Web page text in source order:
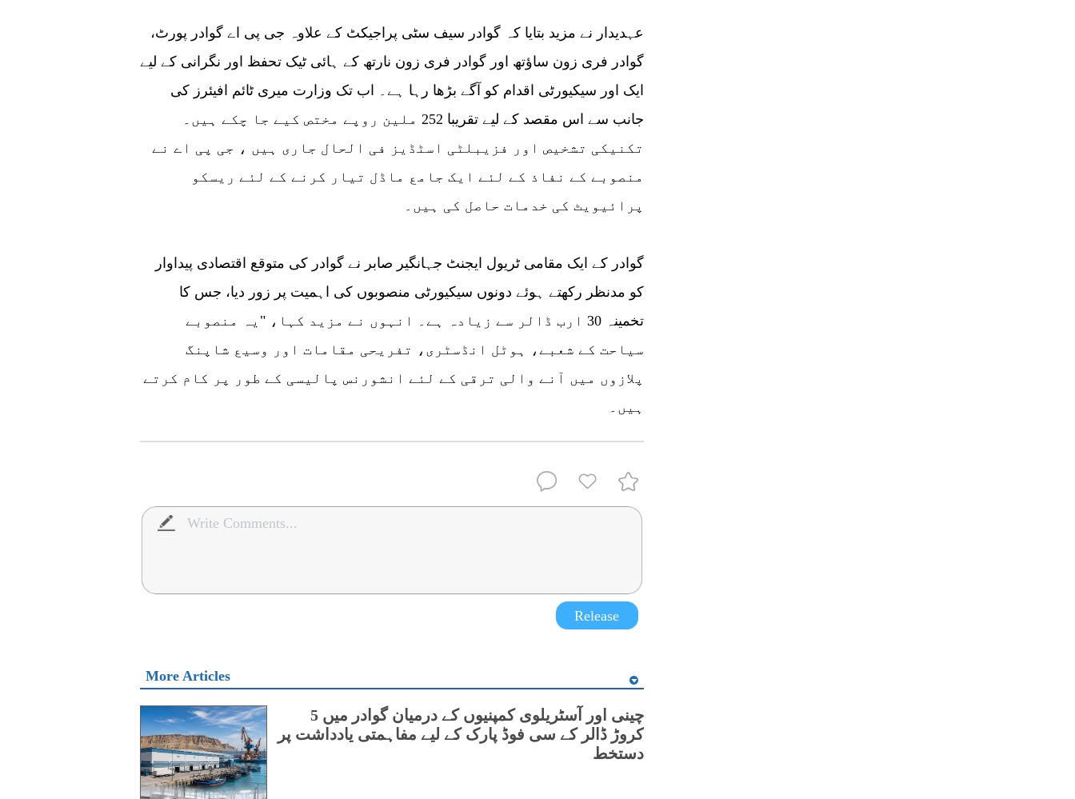
گوادر فری زون ساؤتھ اور گوادر فری زون نارتھ کے ہائی ٹیک تحفظ اور نگرانی کے لیے
ایک اور سیکیورٹی اقدام کو آگے بڑھا رہا ہے۔ اب تک وزارت میری ٹائم افیئرز کی
جانب سے اس مقصد کے لیے تقریبا 252 ملین روپے مختص کیے جا چکے ہیں۔
تکنیکی تشخیص اور فزیبلٹی اسٹڈیز فی الحال جاری ہیں ، جی پی اے نے
منصوبے کے نفاذ کے لئے ایک جامع ماڈل تیار کرنے کے لئے ریسکو
پرائیویٹ کی خدمات حاصل کی ہیں۔
کو مدنظر رکھتے ہوئے دونوں سیکیورٹی منصوبوں کی اہمیت پر زور دیا، جس کا
تخمینہ 30 ارب ڈالر سے زیادہ ہے۔ انہوں نے مزید کہا، "یہ منصوبے
سیاحت کے شعبے، ہوٹل انڈسٹری، تفریحی مقامات اور وسیع شاپنگ
پلازوں میں آنے والی ترقی کے لئے انشورنس پالیسی کے طور پر کام کرتے
ہیں۔
Release
More Articles
چینی اور آسٹریلوی کمپنیوں کے درمیان گوادر میں 5
کروڑ ڈالر کے سی فوڈ پارک کے لیے مفاہمتی یادداشت پر
دستخط